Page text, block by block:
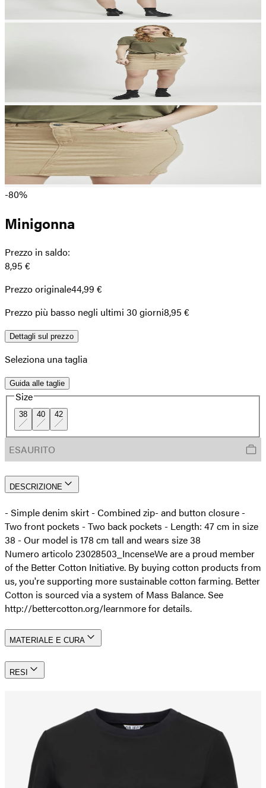
-80%
Minigonna
Prezzo in saldo:
8,95 €
Prezzo originale44,99 €
Prezzo più basso negli ultimi 30 giorni8,95 €
Dettagli sul prezzo
Seleziona una taglia
Guida alle taglie
Size
38 40 42
ESAURITO
DESCRIZIONE
- Simple denim skirt - Combined zip- and button closure -
Two front pockets - Two back pockets - Length: 47 cm in size
38 - Our model is 178 cm tall and wears size 38
Numero articolo 23028503_IncenseWe are a proud member
of the Better Cotton Initiative. By buying cotton products from
us, you're supporting more sustainable cotton farming. Better
Cotton is sourced via a system of Mass Balance. See
http://bettercotton.org/learnmore for details.
MATERIALE E CURA
RESI